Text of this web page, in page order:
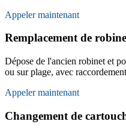
Appeler maintenant
Remplacement de
Dépose de l'ancien robinet et
ou sur plage, avec
Appeler maintenant
Changement de